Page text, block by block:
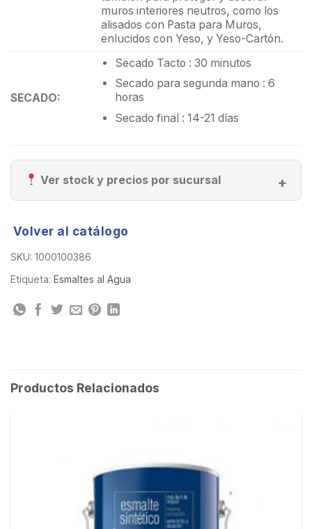
muros interiores neutros, como los
alisados con Pasta para Muros,
enlucidos con Yeso, y Yeso-Cartón.
SECADO:
Secado Tacto : 30 minutos
Secado para segunda mano : 6
horas
Secado final : 14-21 días
Ver stock y precios por sucursal
Volver al catálogo
SKU: 1000100386
Etiqueta: Esmaltes al Agua
Productos Relacionados